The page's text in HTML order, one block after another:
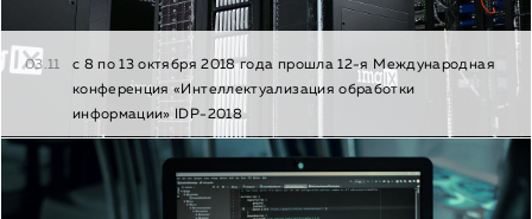
03.11
с 8 по 13 октября 2018 года прошла 12-я Международная
конференция «Интеллектуализация обработки
информации» IDP-2018